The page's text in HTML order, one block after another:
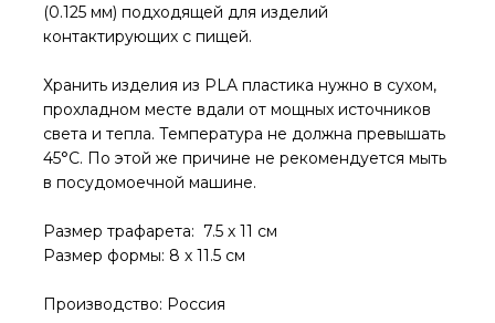
(0.125 мм) подходящей для изделий
контактирующих с пищей.
Хранить изделия из PLA пластика нужно в сухом,
прохладном месте вдали от мощных источников
света и тепла. Температура не должна превышать
45°С. По этой же причине не рекомендуется мыть
в посудомоечной машине.
Размер трафарета: 7.5 х 11 см
Размер формы: 8 х 11.5 см
Производство: Россия